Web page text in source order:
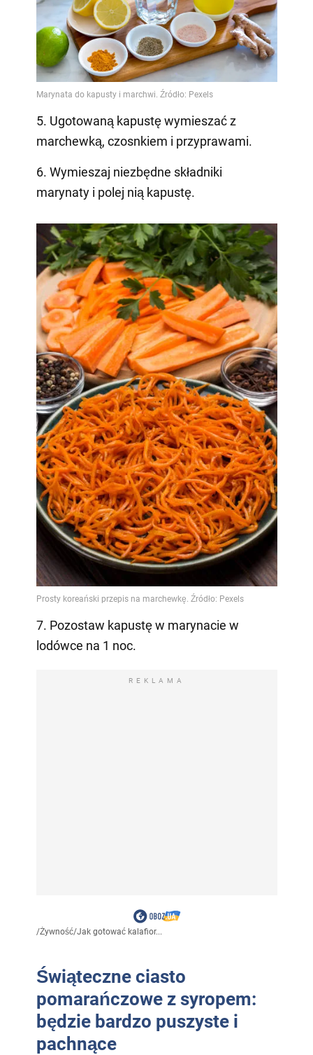
5. Ugotowaną kapustę wymieszać z
marchewką, czosnkiem i przyprawami.
6. Wymieszaj niezbędne składniki
marynaty i polej nią kapustę.
7. Pozostaw kapustę w marynacie w
lodówce na 1 noc.
REKLAMA
/Żywność/Jak gotować kalafior...
Świąteczne ciasto
pomarańczowe z syropem:
będzie bardzo puszyste i
pachnące